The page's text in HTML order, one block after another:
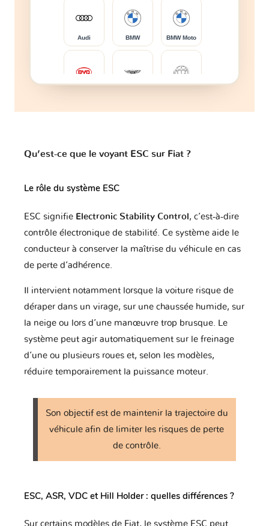
Audi BMW BMW Moto
Changhe Chery Chevrolet
Chrysler Citroen Cupra
DS
Daewoo Daihatsu Datsun
Eagle FAW Ferrari
Qu’est-ce que le voyant ESC sur Fiat ?
Le rôle du système ESC
ESC signifie Electronic Stability Control, c’est-à-dire
contrôle électronique de stabilité. Ce système aide le
conducteur à conserver la maîtrise du véhicule en cas
de perte d’adhérence.
Il intervient notamment lorsque la voiture risque de
déraper dans un virage, sur une chaussée humide, sur
la neige ou lors d’une manœuvre trop brusque. Le
système peut agir automatiquement sur le freinage
d’une ou plusieurs roues et, selon les modèles,
réduire temporairement la puissance moteur.
Son objectif est de maintenir la trajectoire du
véhicule afin de limiter les risques de perte
de contrôle.
ESC, ASR, VDC et Hill Holder : quelles différences ?
Sur certains modèles de Fiat, le système ESC peut